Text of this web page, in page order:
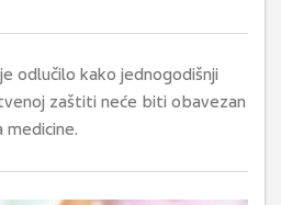
odlučilo kako jednogodišnji
zaštiti neće biti obavezan
medicine.